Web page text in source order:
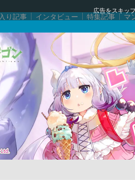
広告をスキッ
り記事 インタビュー 特集記事 マ